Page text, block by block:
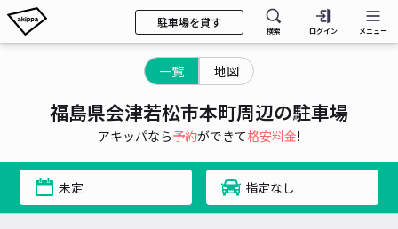
駐車場を貸す
検索 ログイン メニュー
一覧 地図
福島県会津若松市本町周辺の駐車場
アキッパなら予約ができて格安料金!
未定 指定なし